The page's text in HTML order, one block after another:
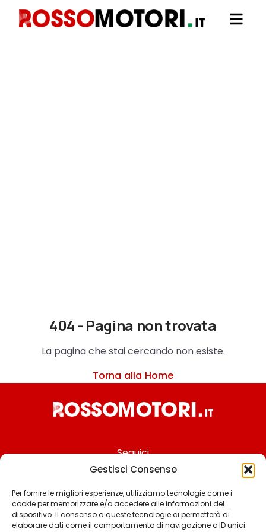
Gestisci Consenso
Per fornire le migliori esperienze, utilizziamo tecnologie come i
cookie per memorizzare e/o accedere alle informazioni del
dispositivo. Il consenso a queste tecnologie ci permetterà di
elaborare dati come il comportamento di navigazione o ID unici
404 - Pagina non trovata
La pagina che stai cercando non esiste.
Torna alla Home
Seguici
Chi siamo